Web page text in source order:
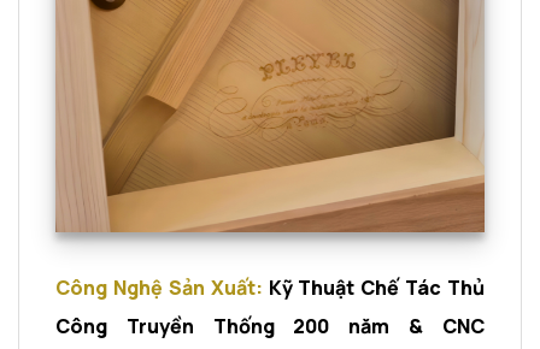
Công Nghệ Sản Xuất: Kỹ Thuật Chế Tác Thủ
Công Truyền Thống 200 năm & CNC